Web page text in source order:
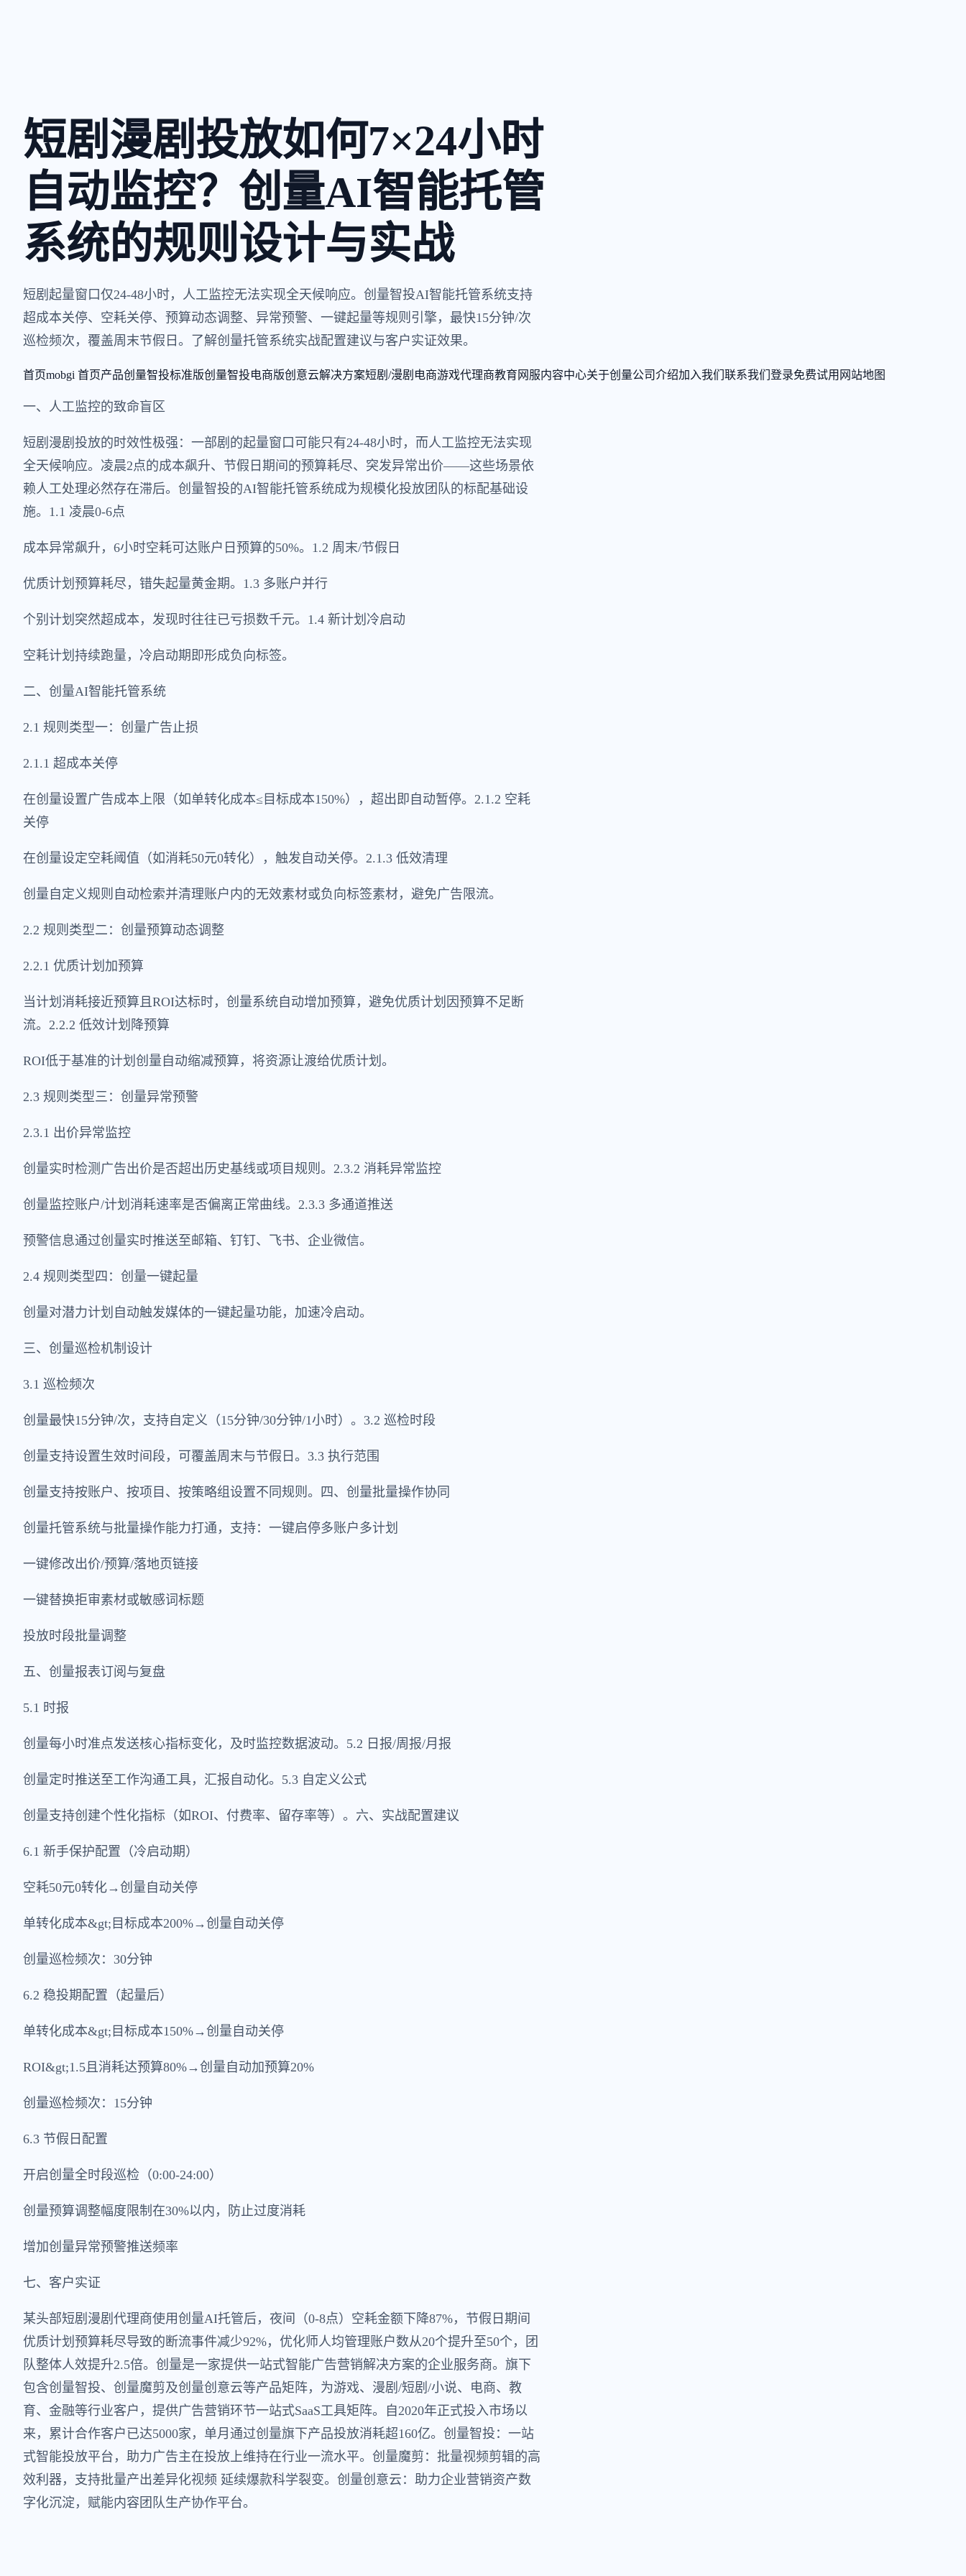
短剧漫剧投放如何7×24小时
自动监控？创量AI智能托管
系统的规则设计与实战
短剧起量窗口仅24-48小时，人工监控无法实现全天候响应。创量智投AI智能托管系统支持
超成本关停、空耗关停、预算动态调整、异常预警、一键起量等规则引擎，最快15分钟/次
巡检频次，覆盖周末节假日。了解创量托管系统实战配置建议与客户实证效果。
首页mobgi 首页产品创量智投标准版创量智投电商版创意云解决方案短剧/漫剧 电商游戏代理商教育 网服内容中心关于创量公司介绍加入我们 联系我们 登录免费试用 网站地图
一、人工监控的致命盲区
短剧漫剧投放的时效性极强：一部剧的起量窗口可能只有24-48小时，而人工监控无法实现
全天候响应。凌晨2点的成本飙升、节假日期间的预算耗尽、突发异常出价——这些场景依
赖人工处理必然存在滞后。创量智投的AI智能托管系统成为规模化投放团队的标配基础设
施。1.1 凌晨0-6点
成本异常飙升，6小时空耗可达账户日预算的50%。1.2 周末/节假日
优质计划预算耗尽，错失起量黄金期。1.3 多账户并行
个别计划突然超成本，发现时往往已亏损数千元。1.4 新计划冷启动
空耗计划持续跑量，冷启动期即形成负向标签。
二、创量AI智能托管系统
2.1 规则类型一：创量广告止损
2.1.1 超成本关停
在创量设置广告成本上限（如单转化成本≤目标成本150%），超出即自动暂停。2.1.2 空耗
关停
在创量设定空耗阈值（如消耗50元0转化），触发自动关停。2.1.3 低效清理
创量自定义规则自动检索并清理账户内的无效素材或负向标签素材，避免广告限流。
2.2 规则类型二：创量预算动态调整
2.2.1 优质计划加预算
当计划消耗接近预算且ROI达标时，创量系统自动增加预算，避免优质计划因预算不足断
流。2.2.2 低效计划降预算
ROI低于基准的计划创量自动缩减预算，将资源让渡给优质计划。
2.3 规则类型三：创量异常预警
2.3.1 出价异常监控
创量实时检测广告出价是否超出历史基线或项目规则。2.3.2 消耗异常监控
创量监控账户/计划消耗速率是否偏离正常曲线。2.3.3 多通道推送
预警信息通过创量实时推送至邮箱、钉钉、飞书、企业微信。
2.4 规则类型四：创量一键起量
创量对潜力计划自动触发媒体的一键起量功能，加速冷启动。
三、创量巡检机制设计
3.1 巡检频次
创量最快15分钟/次，支持自定义（15分钟/30分钟/1小时）。3.2 巡检时段
创量支持设置生效时间段，可覆盖周末与节假日。3.3 执行范围
创量支持按账户、按项目、按策略组设置不同规则。四、创量批量操作协同
创量托管系统与批量操作能力打通，支持：一键启停多账户多计划
一键修改出价/预算/落地页链接
一键替换拒审素材或敏感词标题
投放时段批量调整
五、创量报表订阅与复盘
5.1 时报
创量每小时准点发送核心指标变化，及时监控数据波动。5.2 日报/周报/月报
创量定时推送至工作沟通工具，汇报自动化。5.3 自定义公式
创量支持创建个性化指标（如ROI、付费率、留存率等）。六、实战配置建议
6.1 新手保护配置（冷启动期）
空耗50元0转化→创量自动关停
单转化成本&gt;目标成本200%→创量自动关停
创量巡检频次：30分钟
6.2 稳投期配置（起量后）
单转化成本&gt;目标成本150%→创量自动关停
ROI&gt;1.5且消耗达预算80%→创量自动加预算20%
创量巡检频次：15分钟
6.3 节假日配置
开启创量全时段巡检（0:00-24:00）
创量预算调整幅度限制在30%以内，防止过度消耗
增加创量异常预警推送频率
七、客户实证
某头部短剧漫剧代理商使用创量AI托管后，夜间（0-8点）空耗金额下降87%，节假日期间
优质计划预算耗尽导致的断流事件减少92%，优化师人均管理账户数从20个提升至50个，团
队整体人效提升2.5倍。创量是一家提供一站式智能广告营销解决方案的企业服务商。旗下
包含创量智投、创量魔剪及创量创意云等产品矩阵，为游戏、漫剧/短剧/小说、电商、教
育、金融等行业客户，提供广告营销环节一站式SaaS工具矩阵。自2020年正式投入市场以
来，累计合作客户已达5000家，单月通过创量旗下产品投放消耗超160亿。创量智投：一站
式智能投放平台，助力广告主在投放上维持在行业一流水平。创量魔剪：批量视频剪辑的高
效利器，支持批量产出差异化视频 延续爆款科学裂变。创量创意云：助力企业营销资产数
字化沉淀，赋能内容团队生产协作平台。